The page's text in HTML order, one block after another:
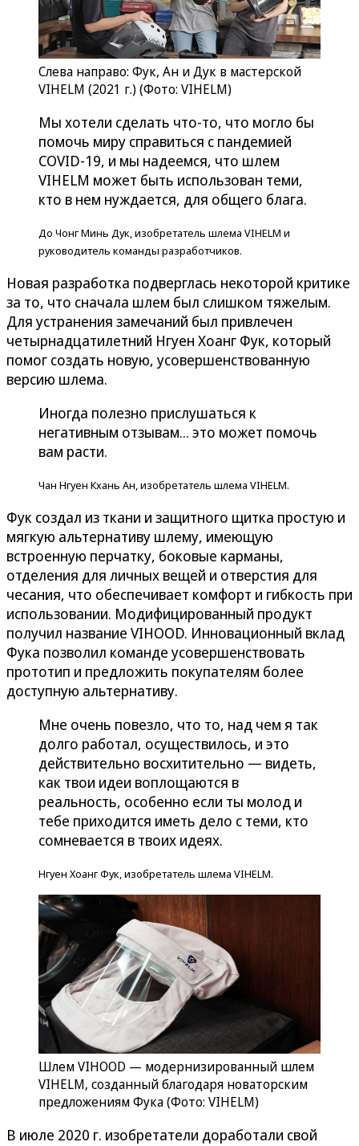
Слева направо: Фук, Ан и Дук в мастерской
VIHELM (2021 г.) (Фото: VIHELM)
Мы хотели сделать что-то, что могло бы
помочь миру справиться с пандемией
COVID-19, и мы надеемся, что шлем
VIHELM может быть использован теми,
кто в нем нуждается, для общего блага.
До Чонг Минь Дук, изобретатель шлема VIHELM и
руководитель команды разработчиков.
Новая разработка подверглась некоторой критике
за то, что сначала шлем был слишком тяжелым.
Для устранения замечаний был привлечен
четырнадцатилетний Нгуен Хоанг Фук, который
помог создать новую, усовершенствованную
версию шлема.
Иногда полезно прислушаться к
негативным отзывам... это может помочь
вам расти.
Чан Нгуен Кхань Ан, изобретатель шлема VIHELM.
Фук создал из ткани и защитного щитка простую и
мягкую альтернативу шлему, имеющую
встроенную перчатку, боковые карманы,
отделения для личных вещей и отверстия для
чесания, что обеспечивает комфорт и гибкость при
использовании. Модифицированный продукт
получил название VIHOOD. Инновационный вклад
Фука позволил команде усовершенствовать
прототип и предложить покупателям более
доступную альтернативу.
Мне очень повезло, что то, над чем я так
долго работал, осуществилось, и это
действительно восхитительно — видеть,
как твои идеи воплощаются в
реальность, особенно если ты молод и
тебе приходится иметь дело с теми, кто
сомневается в твоих идеях.
Нгуен Хоанг Фук, изобретатель шлема VIHELM.
Шлем VIHOOD — модернизированный шлем
VIHELM, созданный благодаря новаторским
предложениям Фука (Фото: VIHELM)
В июле 2020 г. изобретатели доработали свой